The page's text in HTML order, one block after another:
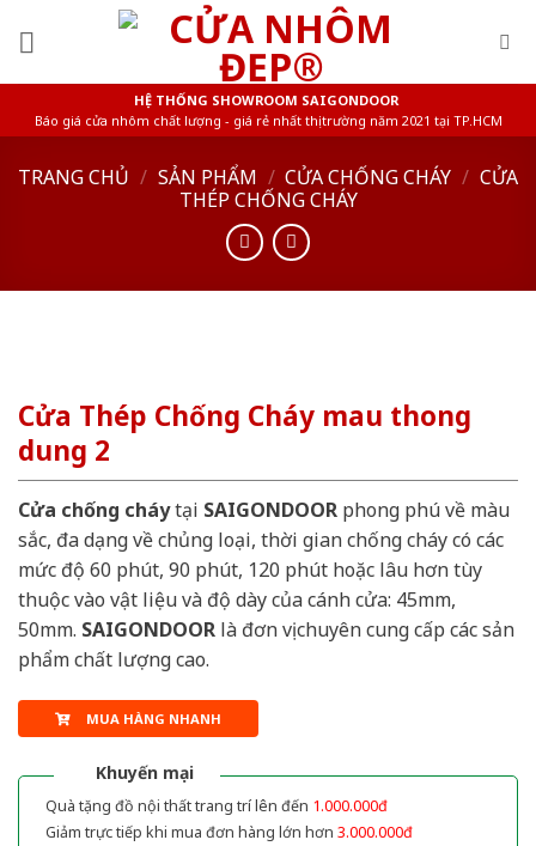
HỆ THỐNG SHOWROOM SAIGONDOOR
Báo giá cửa nhôm chất lượng - giá rẻ nhất thị trường năm 2021 tại TP.HCM
TRANG CHỦ / SẢN PHẨM / CỬA CHỐNG CHÁY / CỬA
THÉP CHỐNG CHÁY
Cửa Thép Chống Cháy mau thong
dung 2
Cửa chống cháytại SAIGONDOOR phong phú về màu
sắc, đa dạng về chủng loại, thời gian chống cháy có các
mức độ 60 phút, 90 phút, 120 phút hoặc lâu hơn tùy
thuộc vào vật liệu và độ dày của cánh cửa: 45mm,
50mm. SAIGONDOOR là đơn vị chuyên cung cấp các sản
phẩm chất lượng cao.
MUA HÀNG NHANH
Khuyến mại
Quà tặng đồ nội thất trang trí lên đến 1.000.000đ
Giảm trực tiếp khi mua đơn hàng lớn hơn 3.000.000đ